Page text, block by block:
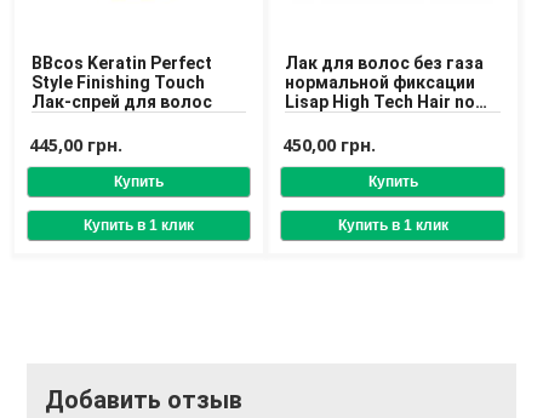
BBcos Keratin Perfect
Style Finishing Touch
Лак-спрей для волос
445,00 грн.
Лак для волос без газа
нормальной фиксации
Lisap High Tech Hair no
450,00 грн.
Добавить отзыв